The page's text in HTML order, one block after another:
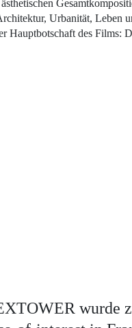
Urbanität, Leben
Hauptbotschaft des Films:
wurde